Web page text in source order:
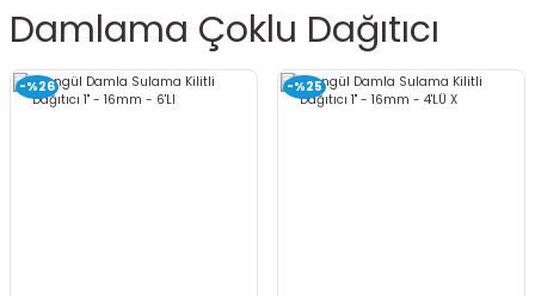
Damlama Çoklu Dağıtıcı
-%26 -%25